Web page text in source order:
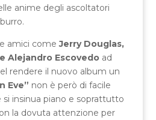
anime degli ascoltatori
amici comeJerry Douglas,
Alejandro Escovedoad
rendere il nuovo album un
Eve” non è però di facile
si insinua piano e soprattutto
la dovuta attenzione per